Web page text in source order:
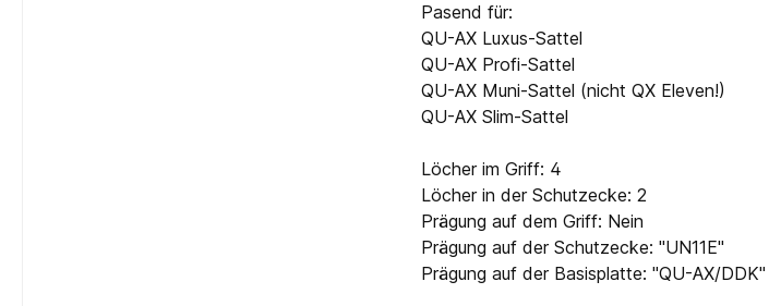
Pasend für:
QU-AX Luxus-Sattel
QU-AX Profi-Sattel
QU-AX Muni-Sattel (nicht QX Eleven!)
QU-AX Slim-Sattel
Löcher im Griff: 4
Löcher in der Schutzecke: 2
Prägung auf dem Griff: Nein
Prägung auf der Schutzecke: "UN11E"
Prägung auf der Basisplatte: "QU-AX/DDK"